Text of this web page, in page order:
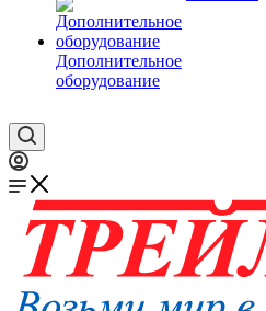
Дополнительное
оборудование